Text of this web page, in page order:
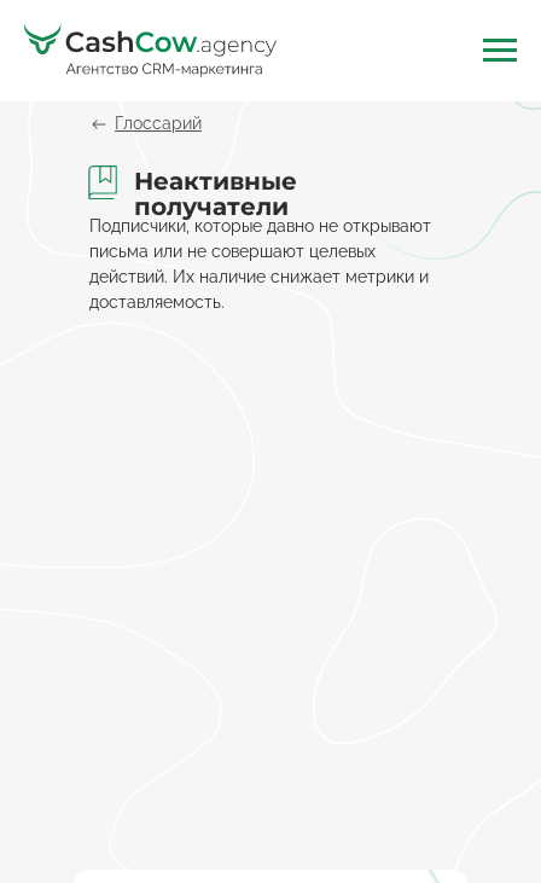
Неактивные
получатели
Подписчики, которые давно не открывают
письма или не совершают целевых
действий. Их наличие снижает метрики и
доставляемость.
Глоссарий